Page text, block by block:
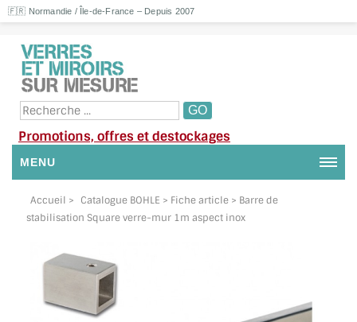
🇫🇷 Normandie / Île-de-France – Depuis 2007
Promotions, offres et destockages
MENU
NOUS CONTACTER
DEMANDE DE DEVIS
SUIVI DE DEVIS
Accueil > Catalogue BOHLE > Fiche article > Barre de
stabilisation Square verre-mur 1m aspect inox